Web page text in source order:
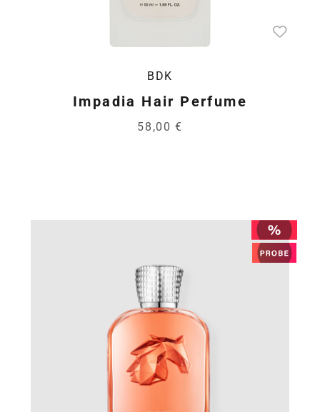
BDK
Impadia Hair Perfume
58,00 €